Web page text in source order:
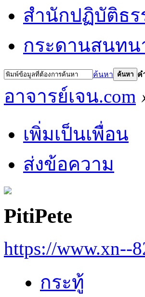
สำนักปฏิบัติธร
กระดานสนทน
ค้นหา ค้นหา ค
อาจารย์เจน.com
เพิ่มเป็นเพื่อน
ส่งข้อความ
PitiPete
https://www.xn--
กระทู้